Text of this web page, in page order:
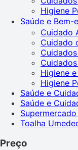
Higiene
Saúde e Bem-
Cuidado
Cuidado
Higiene
Higiene
Saúde e
Saúde e
Supermercado
Toalha
Preço